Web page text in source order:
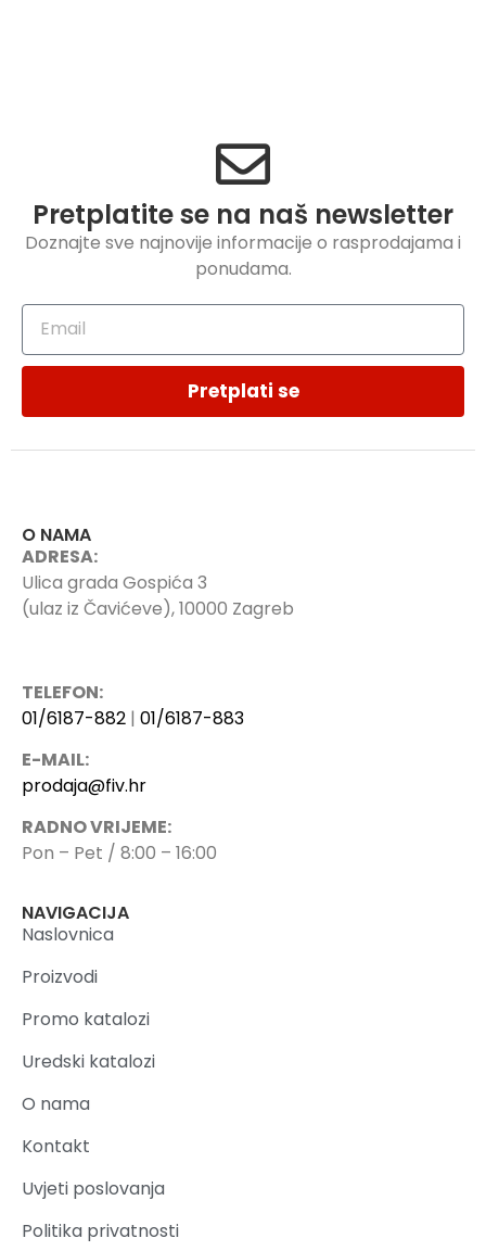
Pretplatite se na naš newsletter
Doznajte sve najnovije informacije o rasprodajama i
ponudama.
Pretplati se
O NAMA
ADRESA:
Ulica grada Gospića 3
(ulaz iz Čavićeve), 10000 Zagreb
TELEFON:
01/6187-882 | 01/6187-883
E-MAIL:
prodaja@fiv.hr
RADNO VRIJEME:
Pon – Pet / 8:00 – 16:00
NAVIGACIJA
Naslovnica
Proizvodi
Promo katalozi
Uredski katalozi
O nama
Kontakt
Uvjeti poslovanja
Politika privatnosti